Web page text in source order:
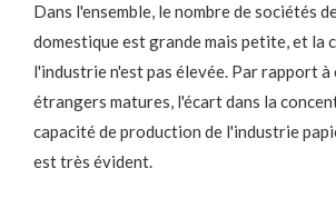
Dans l'ensemble, le nombre de sociétés
domestique est grande mais petite, et la
l'industrie n'est pas élevée. Par rapport à
étrangers matures, l'écart dans la
capacité de production de l'industrie
est très évident.